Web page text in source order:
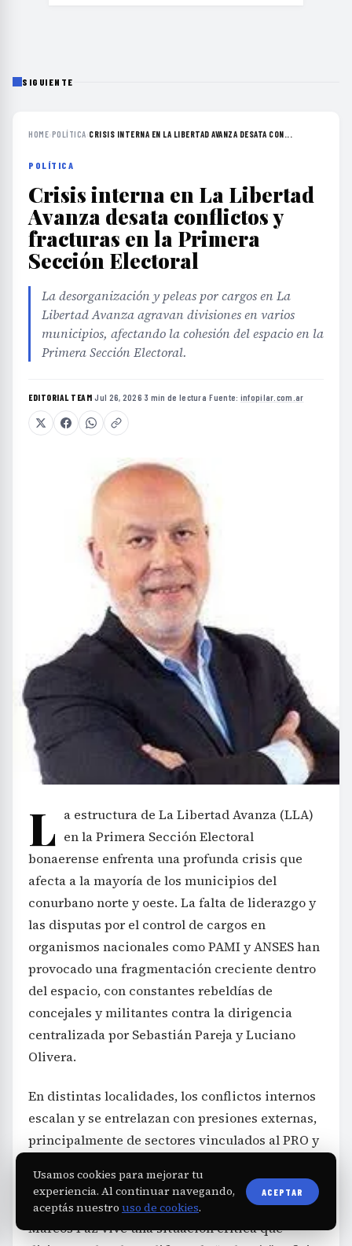
SIGUIENTE
HOME›POLÍTICA›CRISIS INTERNA EN LA LIBERTAD AVANZA DESATA CON...
POLÍTICA
Crisis interna en La Libertad
Avanza desata conflictos y
fracturas en la Primera
Sección Electoral
La desorganización y peleas por cargos en La
Libertad Avanza agravan divisiones en varios
municipios, afectando la cohesión del espacio en la
Primera Sección Electoral.
EDITORIAL TEAM·Jul 26, 2026·3 min de lectura·Fuente: infopilar.com.ar
L a estructura de La Libertad Avanza (LLA)
en la Primera Sección Electoral
bonaerense enfrenta una profunda crisis que
afecta a la mayoría de los municipios del
conurbano norte y oeste. La falta de liderazgo y
las disputas por el control de cargos en
organismos nacionales como PAMI y ANSES han
provocado una fragmentación creciente dentro
del espacio, con constantes rebeldías de
concejales y militantes contra la dirigencia
centralizada por Sebastián Pareja y Luciano
Olivera.
En distintas localidades, los conflictos internos
escalan y se entrelazan con presiones externas,
principalmente de sectores vinculados al PRO y
no logran desplazarlo, se intensifica la
oposición hacia el periodista deportivo Mollo.
Marcos Paz vive una situación crítica que
Usamos cookies para mejorar tu
experiencia. Al continuar navegando,
aceptás nuestro uso de cookies.
ACEPTAR